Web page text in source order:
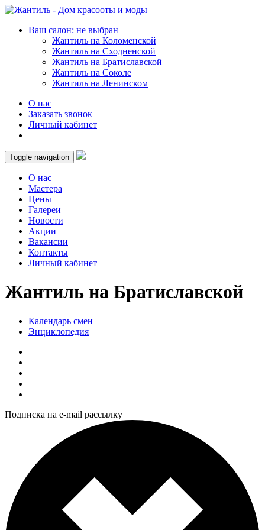
Ваш салон: не выбран
Жантиль на Коломенской
Жантиль на Сходненской
Жантиль на Братиславской
Жантиль на Соколе
Жантиль на Ленинском
О нас
Заказать звонок
Личный кабинет
Toggle navigation
О нас
Мастера
Цены
Галереи
Новости
Акции
Вакансии
Контакты
Личный кабинет
Жантиль на Братиславской
Календарь смен
Энциклопедия
Подписка на e-mail рассылку